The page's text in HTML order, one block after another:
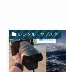
レンタル・サブスク